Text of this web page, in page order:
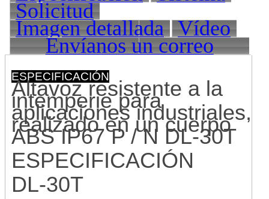
Solicitud
Imagen detallada Vídeo
Envíanos un correo
electrónico
ESPECIFICACIÓN
Altavoz resistente a la
intemperie para
aplicaciones industriales,
realizado en un cuerpo
ABS IP67 P / N DL-30T
ESPECIFICACIÓN
DL-30T